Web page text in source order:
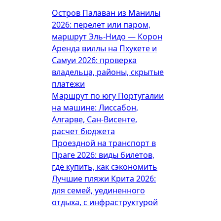
Остров Палаван из Манилы
2026: перелет или паром,
маршрут Эль-Нидо — Корон
Аренда виллы на Пхукете и
Самуи 2026: проверка
владельца, районы, скрытые
платежи
Маршрут по югу Португалии
на машине: Лиссабон,
Алгарве, Сан-Висенте,
расчет бюджета
Проездной на транспорт в
Праге 2026: виды билетов,
где купить, как сэкономить
Лучшие пляжи Крита 2026:
для семей, уединенного
отдыха, с инфраструктурой